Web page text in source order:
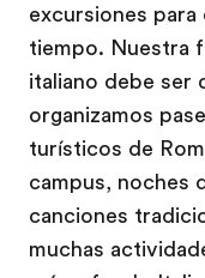
excursiones
tiempo. Nuestra
italiano debe ser
organizamos
turísticos de
campus, noches
canciones
muchas